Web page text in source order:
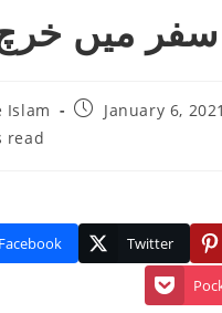
میں خرچ
Islam
PostJanuary 6, 2021
read
Facebook Twitter